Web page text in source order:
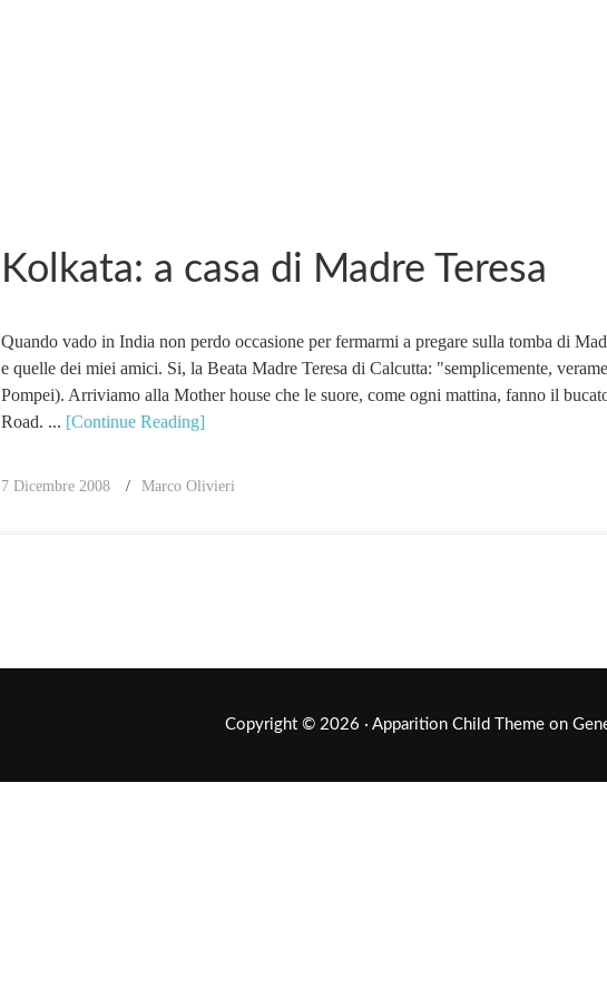
Kolkata: a casa di Madre Teresa
Quando vado in India non perdo occasione per fermarmi a pregare sulla tomba di
e quelle dei miei amici. Si, la Beata Madre Teresa di Calcutta: "semplicemente,
Pompei). Arriviamo alla Mother house che le suore, come ogni mattina, fanno il
Road. ... [Continue Reading]
7 Dicembre 2008 Marco Olivieri
Copyright © 2026 · Apparition Child Theme on